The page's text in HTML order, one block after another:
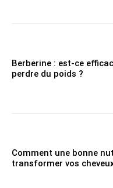
Berberine : est-ce
perdre du poids ?
Comment une bonne
transformer vos